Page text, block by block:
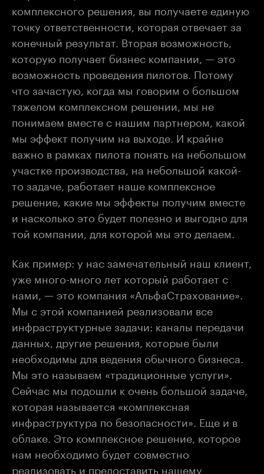
комплексного решения, вы получаете единую
точку ответственности, которая отвечает за
конечный результат. Вторая возможность,
которую получает бизнес компании, — это
возможность проведения пилотов. Потому
что зачастую, когда мы говорим о большом
тяжелом комплексном решении, мы не
понимаем вместе с нашим партнером, какой
мы эффект получим на выходе. И крайне
важно в рамках пилота понять на небольшом
участке производства, на небольшой какой-
то задаче, работает наше комплексное
решение, какие мы эффекты получим вместе
и насколько это будет полезно и выгодно для
той компании, для которой мы это делаем.
Как пример: у нас замечательный наш клиент,
уже много-много лет который работает с
нами, — это компания «АльфаСтрахование».
Мы с этой компанией реализовали все
инфраструктурные задачи: каналы передачи
данных, другие решения, которые были
необходимы для ведения обычного бизнеса.
Мы это называем «традиционные услуги».
Сейчас мы подошли к очень большой задаче,
которая называется «комплексная
инфраструктура по безопасности». Еще и в
облаке. Это комплексное решение, которое
нам необходимо будет совместно
реализовать и предоставить нашему